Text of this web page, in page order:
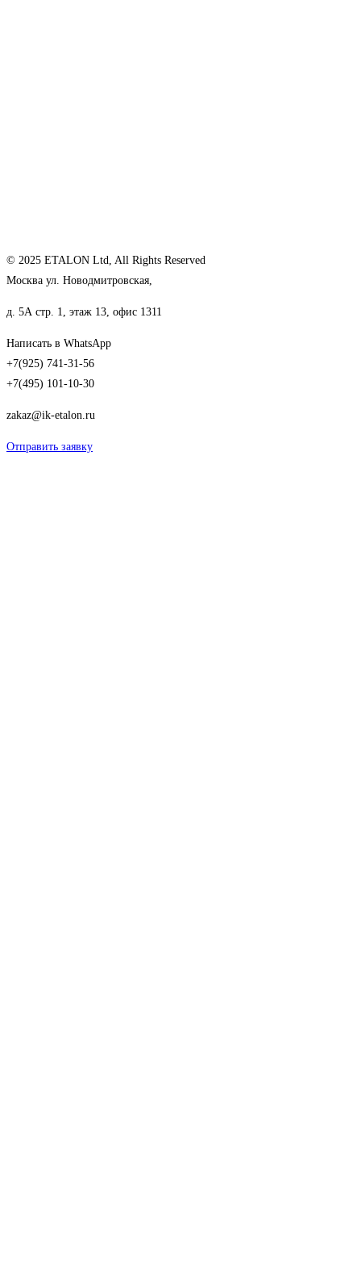
© 2025 ETALON Ltd, All Rights Reserved
Москва ул. Новодмитровская,
д. 5А стр. 1, этаж 13, офис 1311
Написать в WhatsApp
+7(925) 741-31-56
+7(495) 101-10-30
zakaz@ik-etalon.ru
Отправить заявку